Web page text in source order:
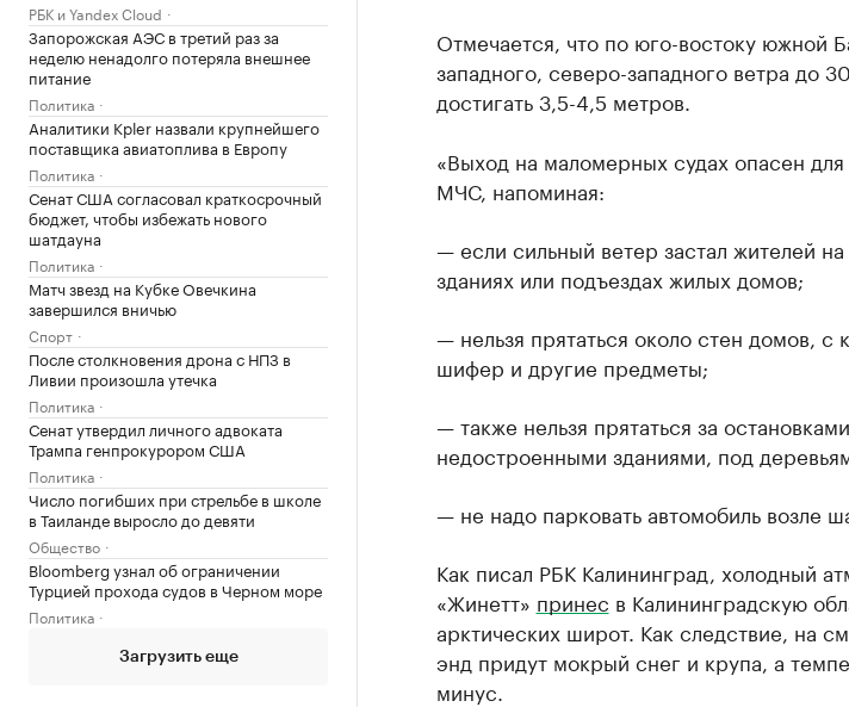
РБК и Yandex Cloud
Запорожская АЭС в третий раз за
неделю ненадолго потеряла внешнее
питание
Политика
Аналитики Kpler назвали крупнейшего
поставщика авиатоплива в Европу
Политика
Сенат США согласовал краткосрочный
бюджет, чтобы избежать нового
шатдауна
Политика
Матч звезд на Кубке Овечкина
завершился вничью
Спорт
После столкновения дрона с НПЗ в
Ливии произошла утечка
Политика
Сенат утвердил личного адвоката
Трампа генпрокурором США
Политика
Число погибших при стрельбе в школе
в Таиланде выросло до девяти
Общество
Bloomberg узнал об ограничении
Турцией прохода судов в Черном море
Политика
Загрузить еще
Отмечается, что по юго-востоку южной
западного, северо-западного ветра до
достигать 3,5-4,5 метров.
«Выход на маломерных судах опасен
МЧС, напоминая:
— если сильный ветер застал жителей
зданиях или подъездах жилых домов;
— нельзя прятаться около стен домов,
шифер и другие предметы;
— также нельзя прятаться за
недостроенными зданиями, под
— не надо парковать автомобиль возле
Как писал РБК Калининград, холодный
«Жинетт» принес в Калининградскую
арктических широт. Как следствие, на
энд придут мокрый снег и крупа, а
минус.